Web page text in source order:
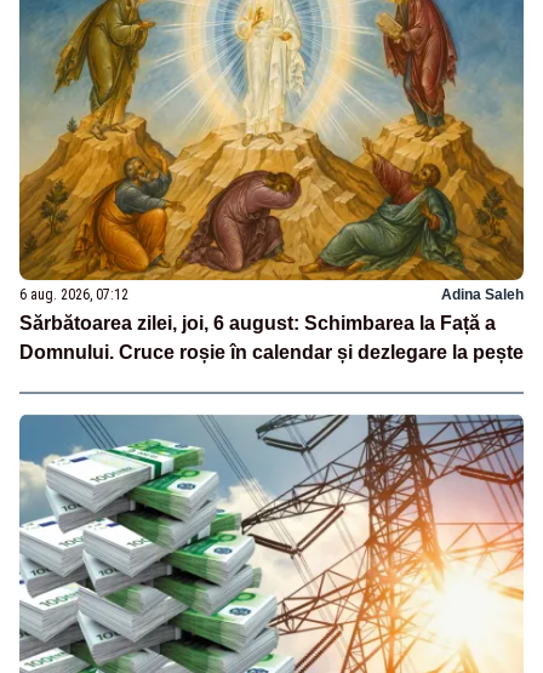
6 aug. 2026, 07:12 Adina Saleh
Sărbătoarea zilei, joi, 6 august: Schimbarea la Față a
Domnului. Cruce roșie în calendar și dezlegare la pește